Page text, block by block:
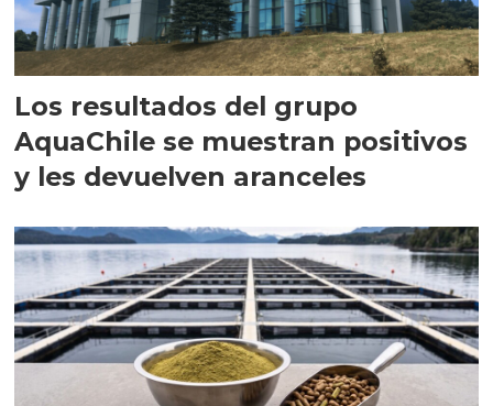
Los resultados del grupo
AquaChile se muestran positivos
y les devuelven aranceles